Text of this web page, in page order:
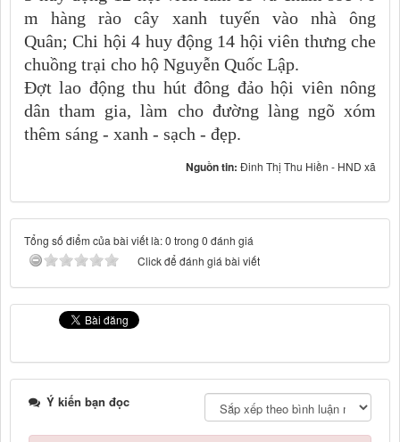
m hàng rào cây xanh tuyến vào nhà ông
Quân; Chi hội 4 huy động 14 hội viên thưng che
chuồng trại cho hộ Nguyễn Quốc Lập.
Đợt lao động thu hút đông đảo hội viên nông
dân tham gia, làm cho đường làng ngõ xóm
thêm sáng - xanh - sạch - đẹp.
Nguồn tin: Đinh Thị Thu Hiền - HND xã
Tổng số điểm của bài viết là: 0 trong 0 đánh giá
Click để đánh giá bài viết
Ý kiến bạn đọc